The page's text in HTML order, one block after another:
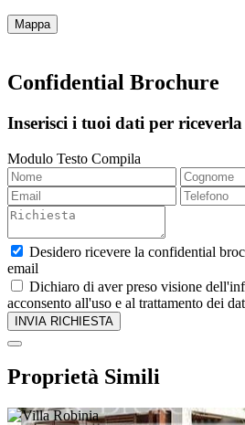
Mappa
Confidential Brochure
Inserisci i tuoi dati per riceverla
Modulo Testo Compila
Desidero ricevere la confidential
email
Dichiaro di aver preso visione
acconsento all'uso e al trattamento dei
Proprietà Simili